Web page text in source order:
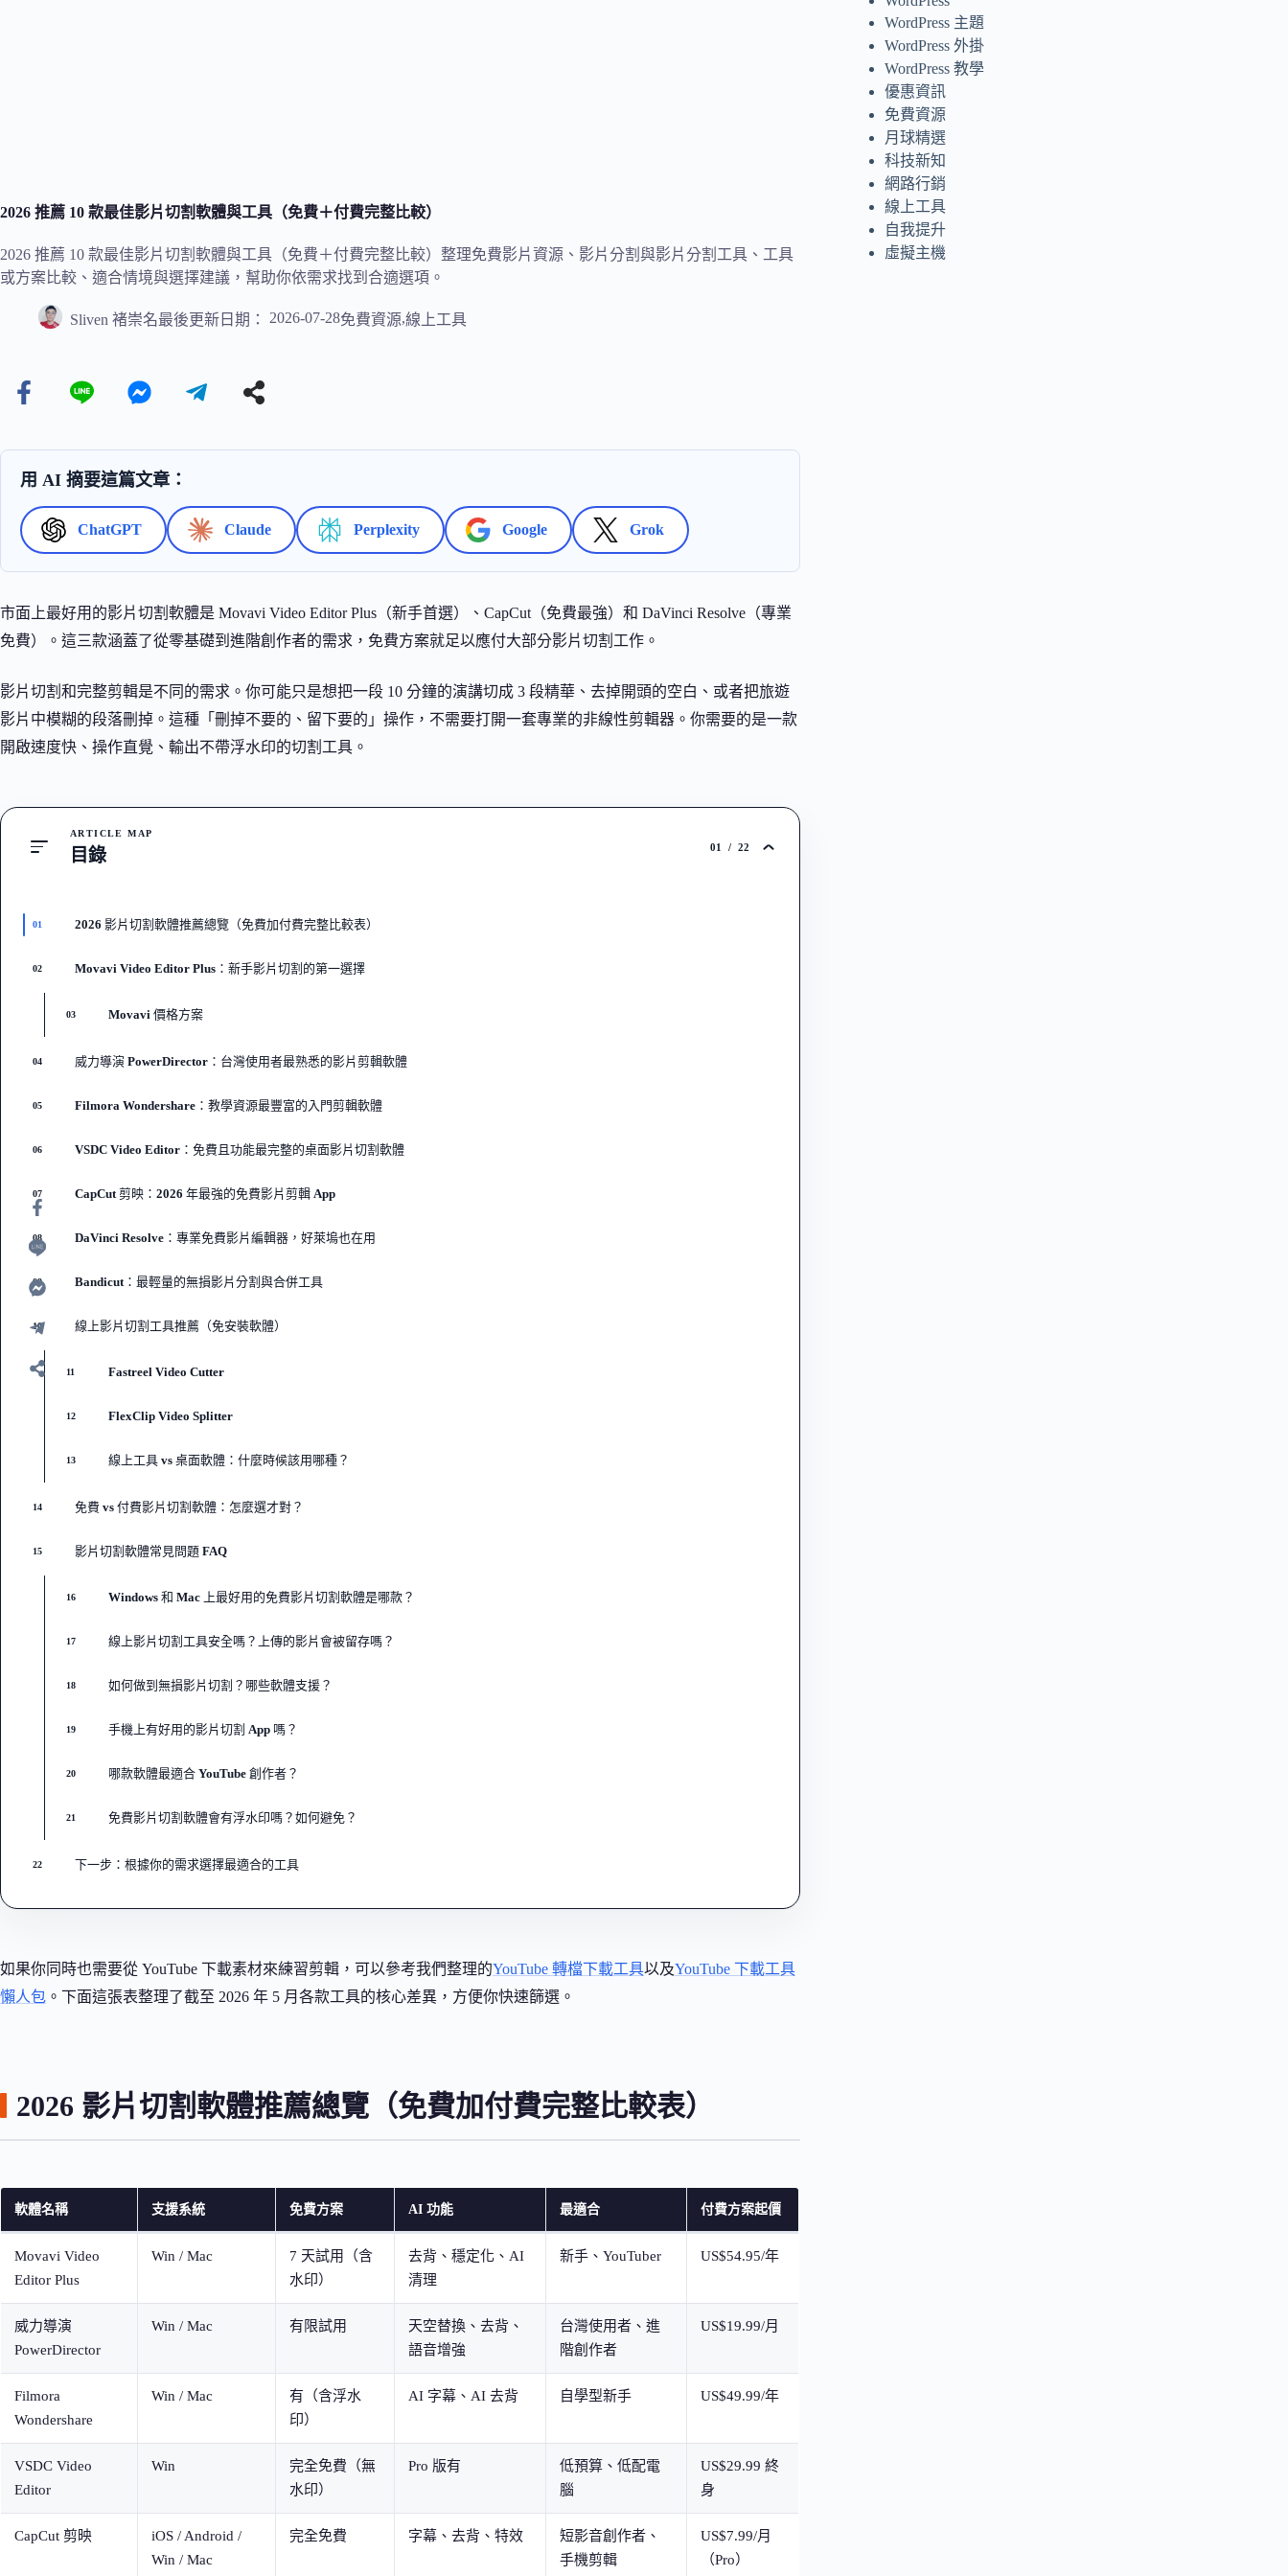
2026 推薦 10 款最佳影片切割軟體與工具（免費＋付費完整比較）
2026 推薦 10 款最佳影片切割軟體與工具（免費＋付費完整比較）整理免費影片資源、影片分割與影片分割工具、工具
或方案比較、適合情境與選擇建議，幫助你依需求找到合適選項。
Sliven 褚崇名最後更新日期： 2026-07-28免費資源,線上工具
用 AI 摘要這篇文章：
ChatGPT Claude Perplexity Google Grok
市面上最好用的影片切割軟體是 Movavi Video Editor Plus（新手首選）、CapCut（免費最強）和 DaVinci Resolve（專業
免費）。這三款涵蓋了從零基礎到進階創作者的需求，免費方案就足以應付大部分影片切割工作。
影片切割和完整剪輯是不同的需求。你可能只是想把一段 10 分鐘的演講切成 3 段精華、去掉開頭的空白、或者把旅遊
影片中模糊的段落刪掉。這種「刪掉不要的、留下要的」操作，不需要打開一套專業的非線性剪輯器。你需要的是一款
開啟速度快、操作直覺、輸出不帶浮水印的切割工具。
ARTICLE MAP
目錄 01 / 22
01 2026 影片切割軟體推薦總覽（免費加付費完整比較表）
02 Movavi Video Editor Plus：新手影片切割的第一選擇
03 Movavi 價格方案
04 威力導演 PowerDirector：台灣使用者最熟悉的影片剪輯軟體
05 Filmora Wondershare：教學資源最豐富的入門剪輯軟體
06 VSDC Video Editor：免費且功能最完整的桌面影片切割軟體
07 CapCut 剪映：2026 年最強的免費影片剪輯 App
08 DaVinci Resolve：專業免費影片編輯器，好萊塢也在用
09 Bandicut：最輕量的無損影片分割與合併工具
10 線上影片切割工具推薦（免安裝軟體）
11 Fastreel Video Cutter
12 FlexClip Video Splitter
13 線上工具 vs 桌面軟體：什麼時候該用哪種？
14 免費 vs 付費影片切割軟體：怎麼選才對？
15 影片切割軟體常見問題 FAQ
16 Windows 和 Mac 上最好用的免費影片切割軟體是哪款？
17 線上影片切割工具安全嗎？上傳的影片會被留存嗎？
18 如何做到無損影片切割？哪些軟體支援？
19 手機上有好用的影片切割 App 嗎？
20 哪款軟體最適合 YouTube 創作者？
21 免費影片切割軟體會有浮水印嗎？如何避免？
22 下一步：根據你的需求選擇最適合的工具
如果你同時也需要從 YouTube 下載素材來練習剪輯，可以參考我們整理的YouTube 轉檔下載工具以及YouTube 下載工具
懶人包 。下面這張表整理了截至 2026 年 5 月各款工具的核心差異，方便你快速篩選。
2026 影片切割軟體推薦總覽（免費加付費完整比較表）
軟體名稱 支援系統 免費方案 AI 功能 最適合 付費方案起價
Movavi Video
Editor Plus
Win / Mac
7 天試用（含
水印）
去背、穩定化、AI
清理
新手、YouTuber US$54.95/年
威力導演
PowerDirector
Win / Mac 有限試用
天空替換、去背、
語音增強
台灣使用者、進
階創作者
US$19.99/月
Filmora
Wondershare
Win / Mac
有（含浮水
印）
AI 字幕、AI 去背 自學型新手 US$49.99/年
VSDC Video
Editor
Win
完全免費（無
水印）
Pro 版有
低預算、低配電
腦
US$29.99 終
身
CapCut 剪映
iOS / Android /
Win / Mac
完全免費 字幕、去背、特效
短影音創作者、
手機剪輯
US$7.99/月
（Pro）
WordPress 主題
WordPress 外掛
WordPress 教學
優惠資訊
免費資源
月球精選
科技新知
網路行銷
線上工具
自我提升
虛擬主機